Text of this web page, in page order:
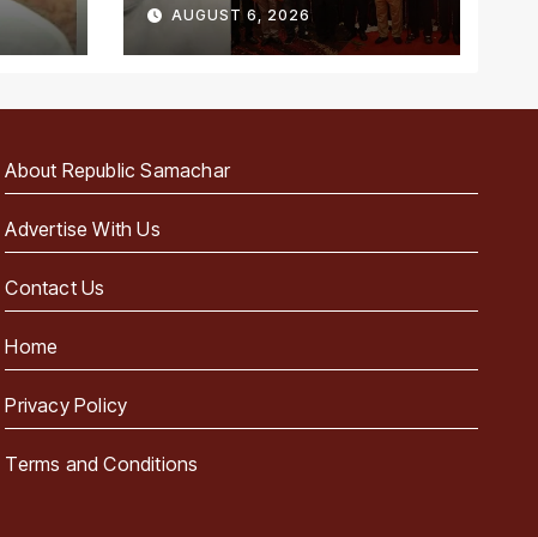
AUGUST 6, 2026
About Republic Samachar
Advertise With Us
Contact Us
Home
Privacy Policy
Terms and Conditions